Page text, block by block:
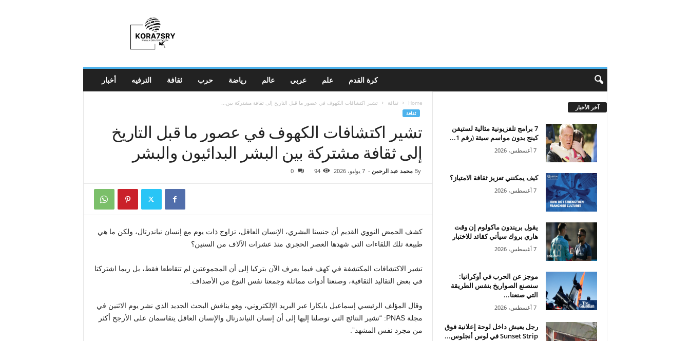
أخبار الترفيه ثقافة حرب رياضة عالم عربي علم كرة القدم
Home ثقافة تشير اكتشافات الكهوف في عصور ما قبل التاريخ إلى ثقافة مشتركة بين...
ثقافة
تشير اكتشافات الكهوف في عصور ما قبل التاريخ
إلى ثقافة مشتركة بين البشر البدائيون والبشر
By محمد عبد الرحمن - 7 يوليو، 2026 94
0
كشف الحمض النووي القديم أن جنسنا البشري، الإنسان العاقل، تزاوج ذات يوم مع إنسان نياندرتال، ولكن ما هي
طبيعة تلك اللقاءات التي شهدها العصر الحجري منذ عشرات الآلاف من السنين؟
تشير الاكتشافات المكتشفة في كهف فيما يعرف الآن بتركيا إلى أن المجموعتين لم تتقاطعا فقط، بل ربما اشتركتا
في بعض التقاليد الثقافية، وصنعتا أدوات مماثلة وجمعتا نفس النوع من الأصداف.
وقال المؤلف الرئيسي إسماعيل بايكارا عبر البريد الإلكتروني، وهو يناقش البحث الجديد الذي نشر يوم الاثنين في
مجلة PNAS: “تشير النتائج التي توصلنا إليها إلى أن إنسان النياندرتال والإنسان العاقل يتقاسمان على الأرجح أكثر
من مجرد نفس المشهد”.
آخر الأخبار
7 برامج تلفزيونية مثالية لستيفن
كينج بدون مواسم سيئة (رقم 1...
7 أغسطس، 2026
كيف يمكنني تعزيز ثقافة الامتياز؟
7 أغسطس، 2026
يقول بريندون ماكولوم إن وقت
هاري بروك سيأتي كقائد للاختبار
7 أغسطس، 2026
موجز عن الحرب في أوكرانيا:
سنصنع الصواريخ بنفس الطريقة
التي صنعنا...
7 أغسطس، 2026
رجل يعيش داخل لوحة إعلانية فوق
Sunset Strip في لوس أنجلوس...